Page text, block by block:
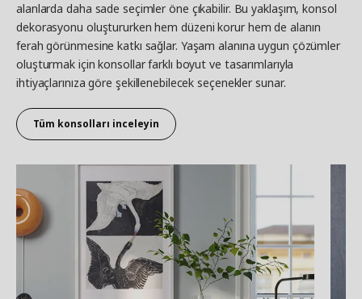
alanlarda daha sade seçimler öne çıkabilir. Bu yaklaşım, konsol
dekorasyonu oluştururken hem düzeni korur hem de alanın
ferah görünmesine katkı sağlar. Yaşam alanına uygun çözümler
oluşturmak için konsollar farklı boyut ve tasarımlarıyla
ihtiyaçlarınıza göre şekillenebilecek seçenekler sunar.
Tüm konsolları inceleyin